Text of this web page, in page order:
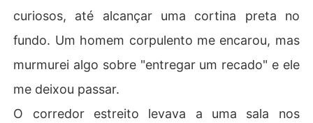
curiosos, até alcançar uma cortina preta no
fundo. Um homem corpulento me encarou, mas
murmurei algo sobre "entregar um recado" e ele
me deixou passar.
O corredor estreito levava a uma sala nos